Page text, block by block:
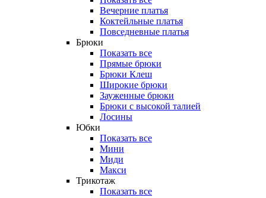
Вечерние платья
Коктейльные платья
Повседневные платья
Брюки
Показать все
Прямые брюки
Брюки Клеш
Широкие брюки
Зауженные брюки
Брюки с высокой талией
Лосины
Юбки
Показать все
Мини
Миди
Макси
Трикотаж
Показать все